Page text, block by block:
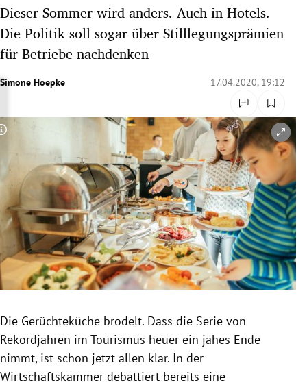
Untermenü
Untermenü
Untermenü
Untermenü
Untermenü
Untermenü
Untermenü
Untermenü
Untermenü
Dieser Sommer wird anders. Auch in Hotels.
Die Politik soll sogar über Stilllegungsprämien
für Betriebe nachdenken
Simone Hoepke 17.04.2020, 19:12
Copyright-Hinweis öffnen/schließen
Die Gerüchteküche brodelt. Dass die Serie von
Rekordjahren im Tourismus heuer ein jähes Ende
nimmt, ist schon jetzt allen klar. In der
Wirtschaftskammer debattiert bereits eine